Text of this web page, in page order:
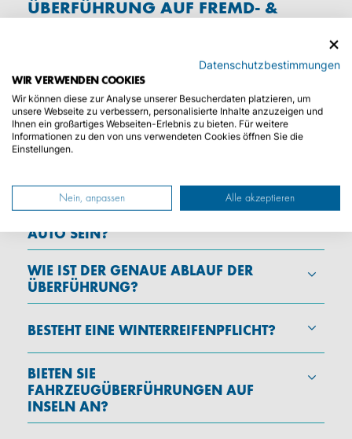
ÜBERFÜHRUNG AUF FREMD- &
EIGENACHSE
DIE FAHRZEUGÜBERFÜHRUNG MIT
KROSCHKE
WIE FUNKTIONIERT EINE
ÜBERFÜHRUNG?
IN WELCHEM ZUSTAND MUSS MEIN
AUTO SEIN?
WIE IST DER GENAUE ABLAUF DER
ÜBERFÜHRUNG?
BESTEHT EINE WINTERREIFENPFLICHT?
BIETEN SIE
FAHRZEUGÜBERFÜHRUNGEN AUF
INSELN AN?
Datenschutzbestimmungen
WIR VERWENDEN COOKIES
Wir können diese zur Analyse unserer Besucherdaten platzieren, um
unsere Webseite zu verbessern, personalisierte Inhalte anzuzeigen und
Ihnen ein großartiges Webseiten-Erlebnis zu bieten. Für weitere
Informationen zu den von uns verwendeten Cookies öffnen Sie die
Einstellungen.
Nein, anpassen Alle akzeptieren